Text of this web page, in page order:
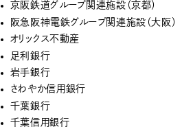
京阪鉄道グループ関連施設（京都）
阪急阪神電鉄グループ関連施設（大阪）
オリックス不動産
足利銀行
岩手銀行
さわやか信用銀行
千葉銀行
千葉信用銀行